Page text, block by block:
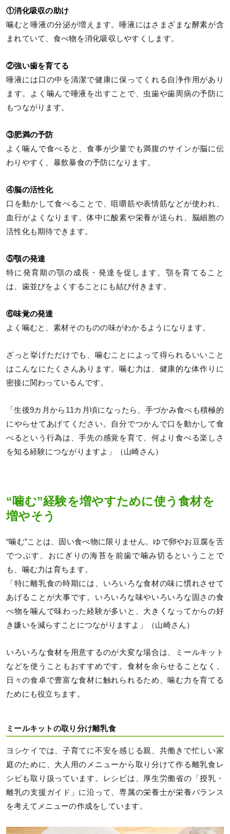
①消化吸収の助け
噛むと唾液の分泌が増えます。唾液にはさまざまな酵素が含
まれていて、食べ物を消化吸収しやすくします。
②強い歯を育てる
唾液には口の中を清潔で健康に保ってくれる自浄作用があり
ます。よく噛んで唾液を出すことで、虫歯や歯周病の予防に
もつながります。
③肥満の予防
よく噛んで食べると、食事が少量でも満腹のサインが脳に伝
わりやすく、暴飲暴食の予防になります。
④脳の活性化
口を動かして食べることで、咀嚼筋や表情筋などが使われ、
血行がよくなります。体中に酸素や栄養が送られ、脳細胞の
活性化も期待できます。
⑤顎の発達
特に発育期の顎の成長・発達を促します。顎を育てること
は、歯並びをよくすることにも結び付きます。
⑥味覚の発達
よく噛むと、素材そのものの味がわかるようになります。
ざっと挙げただけでも、噛むことによって得られるいいこと
はこんなにたくさんあります。噛む力は、健康的な体作りに
密接に関わっているんです。
「生後9カ月から11カ月頃になったら、手づかみ食べも積極的
にやらせてあげてください。自分でつかんで口を動かして食
べるという行為は、手先の感覚を育て、何より食べる楽しさ
を知る経験につながりますよ」（山崎さん）
“噛む”経験を増やすために使う食材を
増やそう
“噛む”ことは、固い食べ物に限りません。ゆで卵やお豆腐を舌
でつぶす、おにぎりの海苔を前歯で噛み切るということで
も、噛む力は育ちます。
「特に離乳食の時期には、いろいろな食材の味に慣れさせて
あげることが大事です。いろいろな味やいろいろな固さの食
べ物を噛んで味わった経験が多いと、大きくなってからの好
き嫌いを減らすことにつながりますよ」（山崎さん）
いろいろな食材を用意するのが大変な場合は、ミールキット
などを使うこともおすすめです。食材を余らせることなく、
日々の食卓で豊富な食材に触れられるため、噛む力を育てる
ためにも役立ちます。
ミールキットの取り分け離乳食
ヨシケイでは、子育てに不安を感じる親、共働きで忙しい家
庭のために、大人用のメニューから取り分けて作る離乳食レ
シピも取り扱っています。レシピは、厚生労働省の「授乳・
離乳の支援ガイド」に沿って、専属の栄養士が栄養バランス
を考えてメニューの作成をしています。